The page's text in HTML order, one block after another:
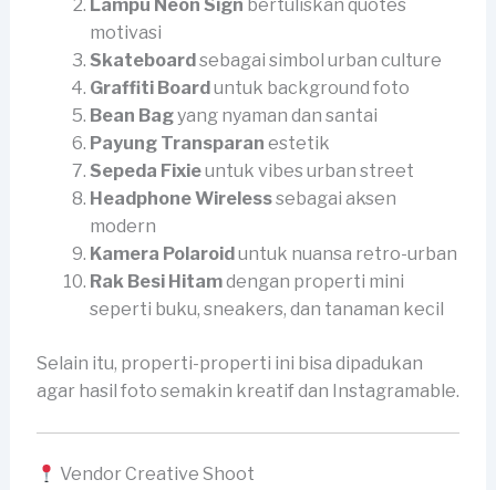
Lampu Neon Sign bertuliskan quotes
motivasi
Skateboardsebagai simbol urban culture
Graffiti Boarduntuk background foto
Bean Bagyang nyaman dan santai
Payung Transparan estetik
Sepeda Fixieuntuk vibes urban street
Headphone Wirelesssebagai aksen
modern
Kamera Polaroiduntuk nuansa retro-urban
Rak Besi Hitamdengan properti mini
seperti buku, sneakers, dan tanaman kecil
Selain itu, properti-properti ini bisa dipadukan
agar hasil foto semakin kreatif dan Instagramable.
Vendor Creative Shoot